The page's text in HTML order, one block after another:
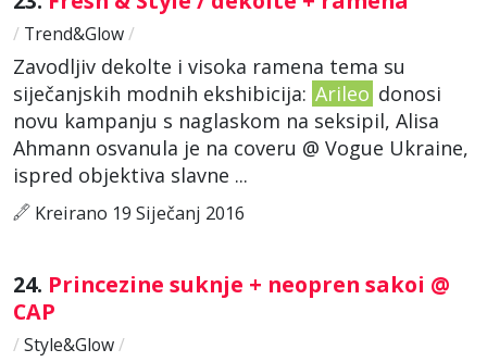
/ Trend&Glow/
Zavodljiv dekolte i visoka ramena tema su
siječanjskih modnih ekshibicija: Arileo donosi
novu kampanju s naglaskom na seksipil, Alisa
Ahmann osvanula je na coveru @ Vogue Ukraine,
ispred objektiva slavne ...
Kreirano 19 Siječanj 2016
24. Princezine suknje + neopren sakoi @
CAP
/ Style&Glow/